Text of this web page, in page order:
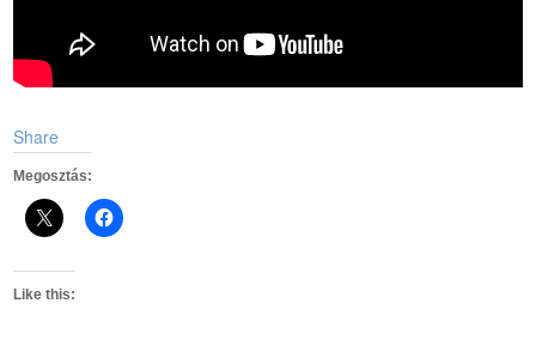
Share
Megosztás:
Like this: